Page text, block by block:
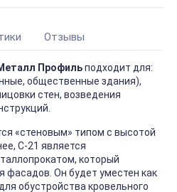
Отзывы
Профильподходит для:
общественные здания),
стен, возведения
«стеновым» типом с высотой
С-21 является
который
фасадов. Он будет уместен как
обустройства кровельного